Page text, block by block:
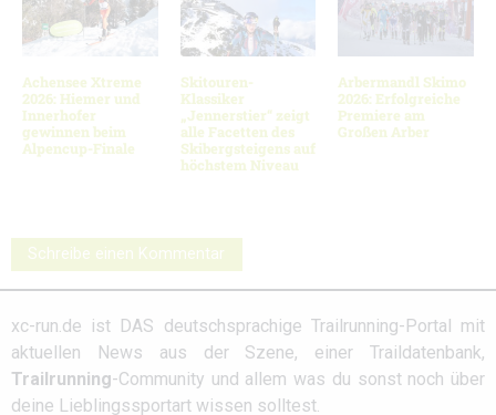
Achensee Xtreme
2026: Hiemer und
Innerhofer
gewinnen beim
Alpencup-Finale
Skitouren-
Klassiker
„Jennerstier“ zeigt
alle Facetten des
Skibergsteigens auf
höchstem Niveau
Arbermandl Skimo
2026: Erfolgreiche
Premiere am
Großen Arber
Schreibe einen Kommentar
xc-run.de ist DAS deutschsprachige Trailrunning-Portal mit
aktuellen News aus der Szene, einer Traildatenbank,
Trailrunning-Community und allem was du sonst noch über
deine Lieblingssportart wissen solltest.